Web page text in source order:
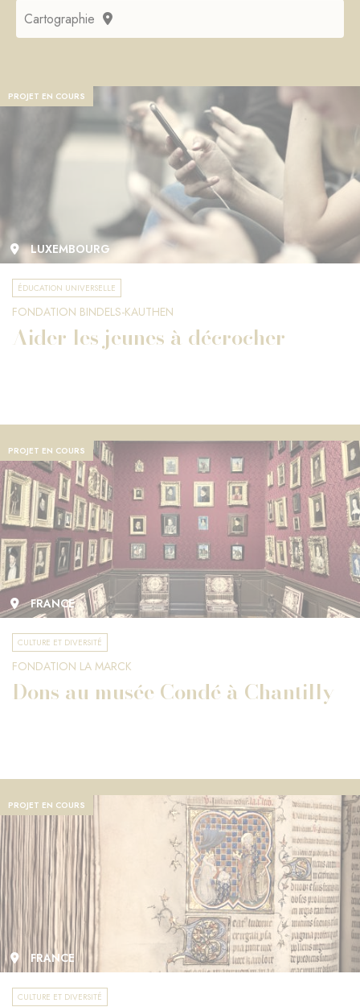
Cartographie
PROJET EN COURS
LUXEMBOURG
ÉDUCATION UNIVERSELLE
FONDATION BINDELS-KAUTHEN
Aider les jeunes à décrocher
PROJET EN COURS
FRANCE
CULTURE ET DIVERSITÉ
FONDATION LA MARCK
Dons au musée Condé à Chantilly
PROJET EN COURS
FRANCE
CULTURE ET DIVERSITÉ